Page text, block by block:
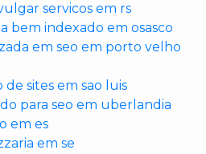
servicos em rs
bem indexado em osasco
em seo em porto velho
sites em sao luis
para seo em uberlandia
em es
em se